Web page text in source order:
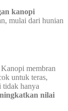
kanopi
mulai dari hunian
membran
untuk teras,
tidak hanya
nilai